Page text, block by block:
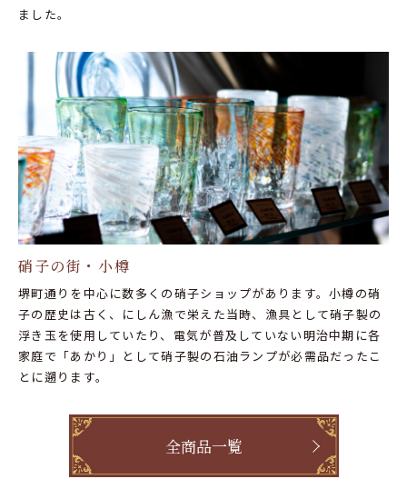
ました。
硝子の街・小樽
堺町通りを中心に数多くの硝子ショップがあります。小樽の硝
子の歴史は古く、にしん漁で栄えた当時、漁具として硝子製の
浮き玉を使用していたり、電気が普及していない明治中期に各
家庭で「あかり」として硝子製の石油ランプが必需品だったこ
とに遡ります。
全商品一覧